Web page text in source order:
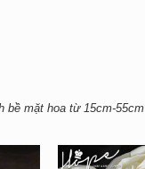
bề mặt hoa từ 15cm-55cm